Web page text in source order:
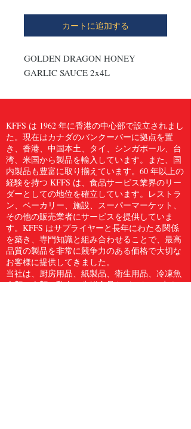
カートに追加する
GOLDEN DRAGON HONEY
GARLIC SAUCE 2x4L
KFFS は 1962 年に香港の中心部で設立されまし
た。現在はカナダのバンクーバーに拠点を置
き、香港、中国本土、タイ、シンガポール、台
湾、米国から製品を輸入しています。また、国
内製品も豊富に取り揃えています。60 年以上の
経験を持つ KFFS は、食品サービス業界のリー
ダーとしての地位を確立しています。レストラ
ン、ベーカリー、施設、スーパーマーケット、
その他の販売業者にサービスを提供していま
す。KFFS はサプライヤーと長年にわたる関係
を築き、専門知識と組み合わせることで、最高
品質の製品を非常に競争力のある価格で大切な
お客様に提供してきました。
当社は、厨房用品、紙製品、衛生用品、冷凍魚
介類、肉類、鶏肉、生鮮食品など、5,000 点を